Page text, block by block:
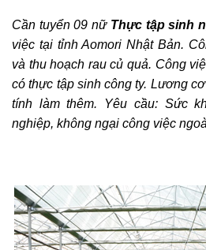
Cần tuyển 09 nữ Thực tập sinh
việc tại tỉnh Aomori Nhật Bản.
và thu hoạch rau củ quả. Công
có thực tập sinh công ty. Lương
tính làm thêm. Yêu cầu: Sức
nghiệp, không ngại công việc